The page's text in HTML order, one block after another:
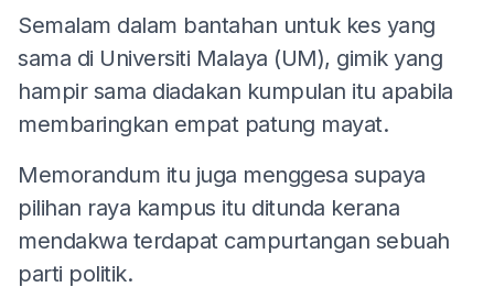
Semalam dalam bantahan untuk kes yang
sama di Universiti Malaya (UM), gimik yang
hampir sama diadakan kumpulan itu apabila
membaringkan empat patung mayat.
Memorandum itu juga menggesa supaya
pilihan raya kampus itu ditunda kerana
mendakwa terdapat campurtangan sebuah
parti politik.